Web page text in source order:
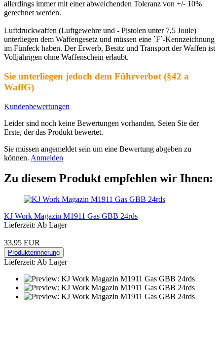
allerdings immer mit einer abweichenden Toleranz von +/- 10%
gerechnet werden.
Luftdruckwaffen (Luftgewehre und - Pistolen unter 7,5 Joule)
unterliegen dem Waffengesetz und müssen eine `F`-Kennzeichnung
im Fünfeck haben. Der Erwerb, Besitz und Transport der Waffen ist
Volljährigen ohne Waffenschein erlaubt.
Sie unterliegen jedoch dem Führverbot (§42 a
WaffG)
Kundenbewertungen
Leider sind noch keine Bewertungen vorhanden. Seien Sie der
Erste, der das Produkt bewertet.
Sie müssen angemeldet sein um eine Bewertung abgeben zu
können. Anmelden
Zu diesem Produkt empfehlen wir Ihnen:
KJ Work Magazin M1911 Gas GBB 24rds
Lieferzeit: Ab Lager
33,95 EUR
Produkterinnerung
Lieferzeit: Ab Lager